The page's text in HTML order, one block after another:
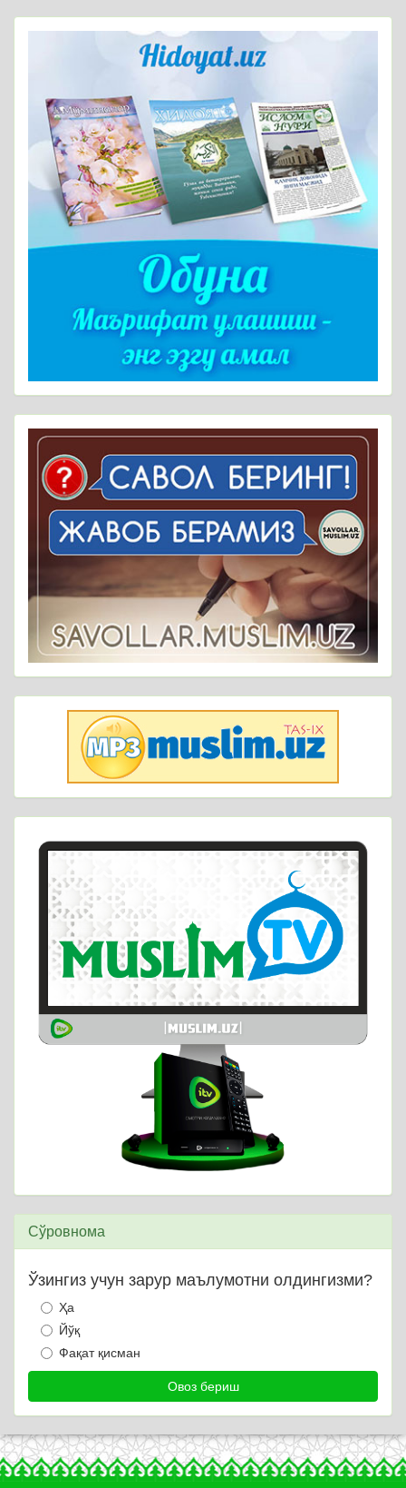
Сўровнома
Ўзингиз учун зарур маълумотни олдингизми?
Ҳа
Йўқ
Фақат қисман